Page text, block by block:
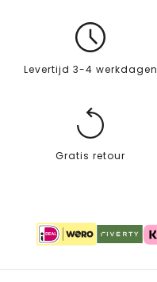
Levertijd 3-4 werkdagen
Gratis retour